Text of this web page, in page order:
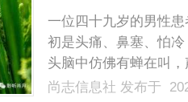
一位四十九岁的男性
初是头痛、鼻塞、怕
头脑中仿佛有蝉在叫
清晰，导致他无法安
尚志信息社 发布于